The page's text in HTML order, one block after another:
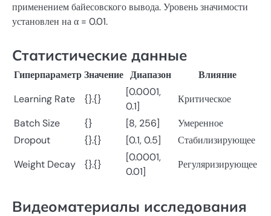
применением байесовского вывода. Уровень значимости
установлен на α = 0.01.
Статистические данные
ГиперпараметрЗначение Диапазон
Влияние
Learning Rate
{}.{}
[0.0001,
0.1]
Критическое
Batch Size
{} [8, 256]
Умеренное
Dropout
{}.{} [0.1, 0.5]
Стабилизирующее
Weight Decay
{}.{}
[0.0001,
0.01]
Регуляризирующее
Видеоматериалы исследования